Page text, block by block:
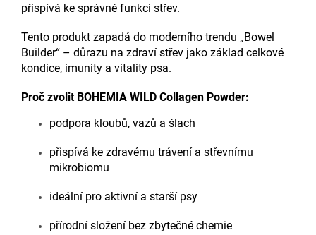
přispívá ke správné funkci střev.
Tento produkt zapadá do moderního trendu „Bowel
Builder“ – důrazu na zdraví střev jako základ celkové
kondice, imunity a vitality psa.
Proč zvolit BOHEMIA WILD Collagen Powder:
podpora kloubů, vazů a šlach
přispívá ke zdravému trávení a střevnímu
mikrobiomu
ideální pro aktivní a starší psy
přírodní složení bez zbytečné chemie